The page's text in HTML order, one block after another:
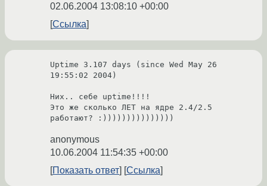
02.06.2004 13:08:10 +00:00
Ссылка
Uptime 3.107 days (since Wed May 26
19:55:02 2004)
Них.. себе uptime!!!!
Это же сколько ЛЕТ на ядре 2.4/2.5
работают? :)))))))))))))))
anonymous
10.06.2004 11:54:35 +00:00
Показать ответ
Ссылка